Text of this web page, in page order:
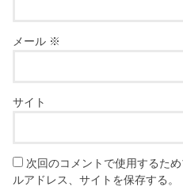
メール ※
サイト
次回のコメントで使用するた
ルアドレス、サイトを保存する。